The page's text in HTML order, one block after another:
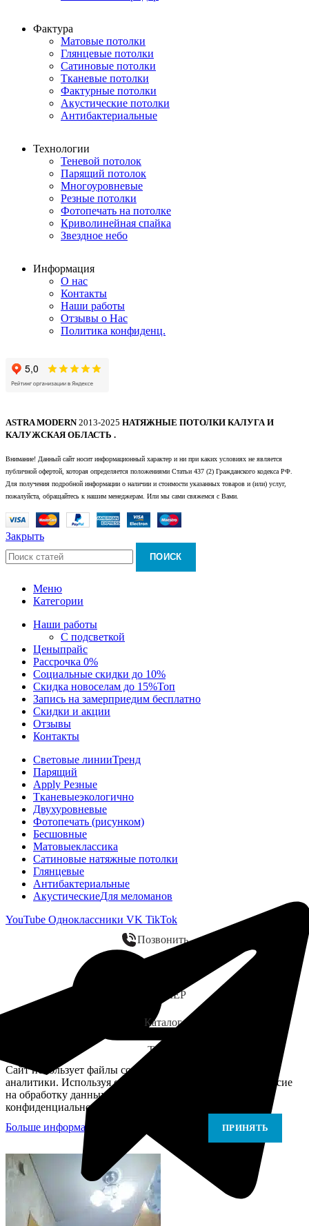
Фактура
Матовые потолки
Глянцевые потолки
Сатиновые потолки
Тканевые потолки
Фактурные потолки
Акустические потолки
Антибактериальные
Технологии
Теневой потолок
Парящий потолок
Многоуровневые
Резные потолки
Фотопечать на потолке
Криволинейная спайка
Звездное небо
Информация
О нас
Контакты
Наши работы
Отзывы о Нас
Политика конфиденц.
ASTRA MODERN2013-2025 НАТЯЖНЫЕ ПОТОЛКИ КАЛУГА И
КАЛУЖСКАЯ ОБЛАСТЬ .
Внимание! Данный сайт носит информационный характер и ни при каких условиях не является
публичной офертой, которая определяется положениями Статьи 437 (2) Гражданского кодекса РФ.
Для получения подробной информации о наличии и стоимости указанных товаров и (или) услуг,
пожалуйста, обращайтесь к нашим менеджерам. Или мы сами свяжемся с Вами.
Закрыть
ПОИСК
Меню
Категории
Наши работы
С подсветкой
Ценыпрайс
Рассрочка 0%
Социальные скидки до 10%
Скидка новоселам до 15%Топ
Запись на замерприедим бесплатно
Скидки и акции
Отзывы
Контакты
Световые линииТренд
Парящий
Apply Резные
Тканевыеэкологично
Двухуровневые
Фотопечать (рисунком)
Бесшовные
Матовыеклассика
Сатиновые натяжные потолки
Глянцевые
Антибактериальные
АкустическиеДля меломанов
YouTube Одноклассники VK TikTok
Позвонить
ЗАМЕР
Каталог
Telegram
Сайт использует файлы cookie для персонализации и
аналитики. Используя сайт, вы подтверждаете своё согласие
на обработку данных в соответствии с Политикой
конфиденциальности.
Больше информации
ПРИНЯТЬ